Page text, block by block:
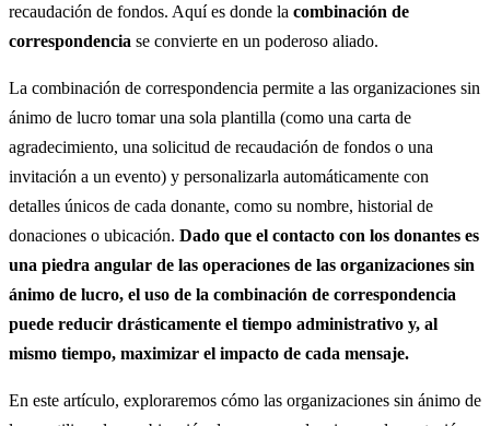
recaudación de fondos. Aquí es donde la combinación de
correspondencia se convierte en un poderoso aliado.
La combinación de correspondencia permite a las organizaciones sin
ánimo de lucro tomar una sola plantilla (como una carta de
agradecimiento, una solicitud de recaudación de fondos o una
invitación a un evento) y personalizarla automáticamente con
detalles únicos de cada donante, como su nombre, historial de
donaciones o ubicación. Dado que el contacto con los donantes es
una piedra angular de las operaciones de las organizaciones sin
ánimo de lucro, el uso de la combinación de correspondencia
puede reducir drásticamente el tiempo administrativo y, al
mismo tiempo, maximizar el impacto de cada mensaje.
En este artículo, exploraremos cómo las organizaciones sin ánimo de